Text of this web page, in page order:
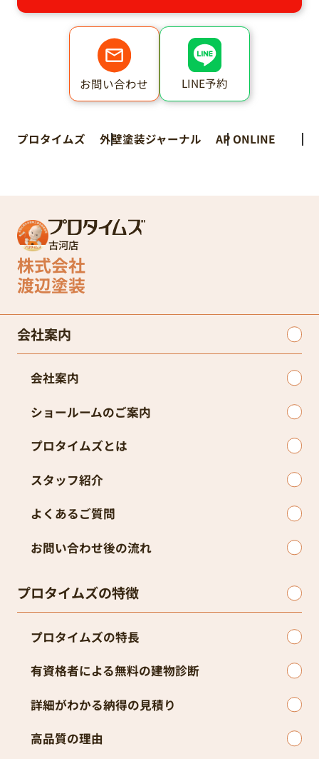
お問い合わせ LINE予約
プロタイムズ 外壁塗装ジャーナル AP ONLINE
古河店
株式会社
渡辺塗装
会社案内
会社案内
ショールームのご案内
プロタイムズとは
スタッフ紹介
よくあるご質問
お問い合わせ後の流れ
プロタイムズの特徴
プロタイムズの特長
有資格者による無料の建物診断
詳細がわかる納得の見積り
高品質の理由